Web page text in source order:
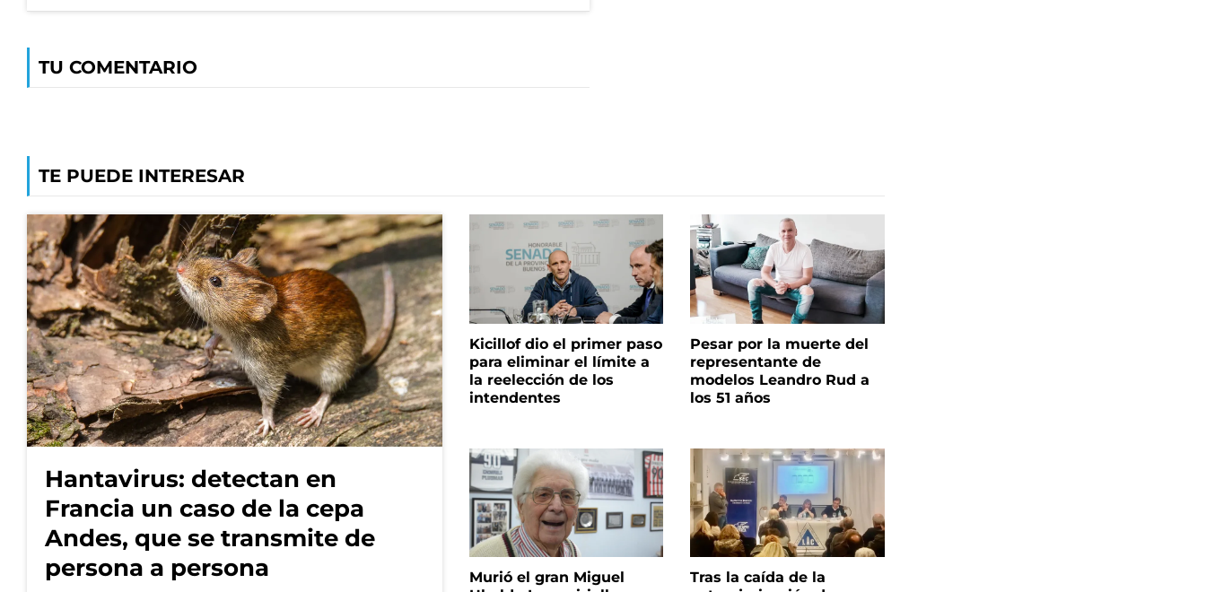
TU COMENTARIO
TE PUEDE INTERESAR
Hantavirus: detectan en
Francia un caso de la cepa
Andes, que se transmite de
persona a persona
Kicillof dio el primer paso
para eliminar el límite a
la reelección de los
intendentes
Pesar por la muerte del
representante de
modelos Leandro Rud a
los 51 años
Murió el gran Miguel
Tras la caída de la